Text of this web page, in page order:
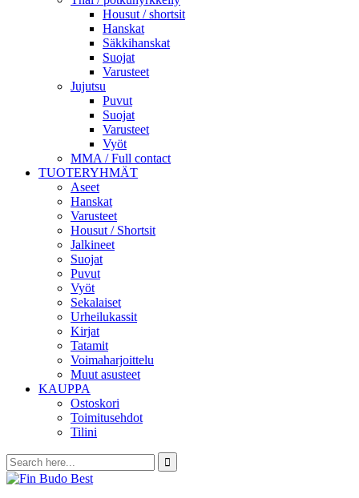
Housut / shortsit
Hanskat
Säkkihanskat
Suojat
Varusteet
Jujutsu
Puvut
Suojat
Varusteet
Vyöt
MMA / Full contact
TUOTERYHMÄT
Aseet
Hanskat
Varusteet
Housut / Shortsit
Jalkineet
Suojat
Puvut
Vyöt
Sekalaiset
Urheilukassit
Kirjat
Tatamit
Voimaharjoittelu
Muut asusteet
KAUPPA
Ostoskori
Toimitusehdot
Tilini